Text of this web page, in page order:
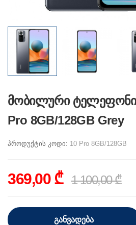
მობილური ტელეფონი
Pro 8GB/128GB Grey
პროდუქტის კოდი: 10 Pro 8GB/128GB
369,00 ₾ 1 100,00 ₾
ᲒᲐᲜᲕᲐᲓᲔᲑᲐ